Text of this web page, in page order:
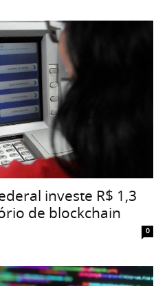
investe R$ 1,3
de blockchain
0